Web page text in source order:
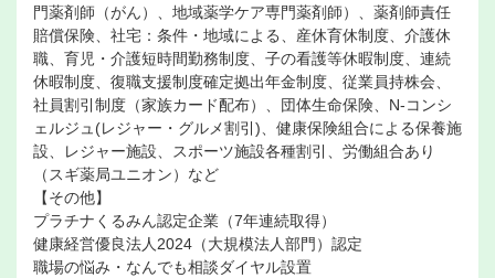
門薬剤師（がん）、地域薬学ケア専門薬剤師）、薬剤師責任
賠償保険、社宅：条件・地域による、産休育休制度、介護休
職、育児・介護短時間勤務制度、子の看護等休暇制度、連続
休暇制度、復職支援制度確定拠出年金制度、従業員持株会、
社員割引制度（家族カード配布）、団体生命保険、N-コンシ
ェルジュ(レジャー・グルメ割引)、健康保険組合による保養施
設、レジャー施設、スポーツ施設各種割引、労働組合あり
（スギ薬局ユニオン）など
【その他】
プラチナくるみん認定企業（7年連続取得）
健康経営優良法人2024（大規模法人部門）認定
職場の悩み・なんでも相談ダイヤル設置